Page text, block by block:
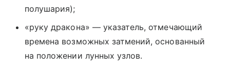
полушария);
«руку дракона» — указатель, отмечающий
времена возможных затмений, основанный
на положении лунных узлов.